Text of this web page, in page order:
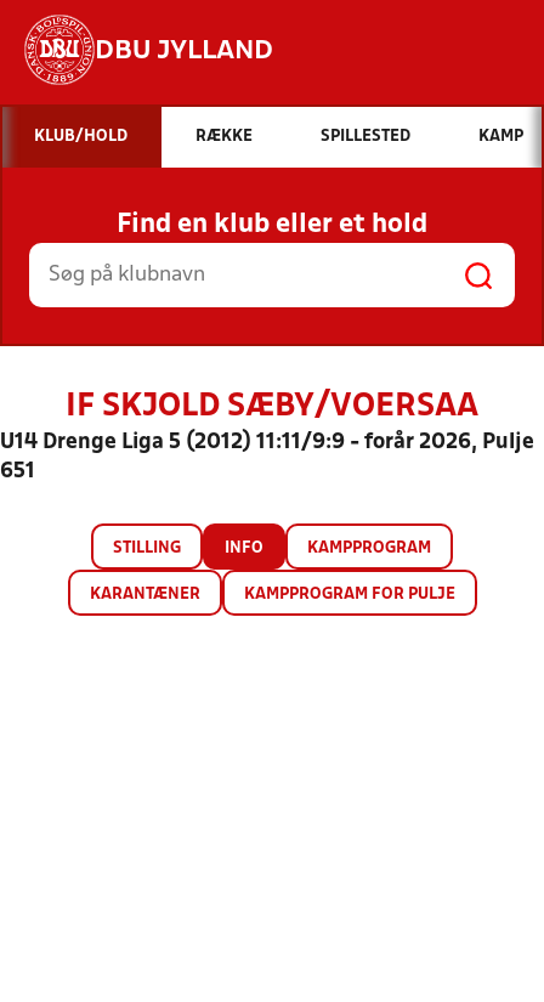
DBU JYLLAND
Hvad vil du søge efter?
INDHOLD OG NYHEDER
STILLINGER, RESULTATER, KLUBBER OG
HOLD
KLUB/HOLD RÆKKE SPILLESTED KAMP
Find en klub eller et hold
IF SKJOLD SÆBY/VOERSAA
U14 Drenge Liga 5 (2012) 11:11/9:9 - forår 2026, Pulje
651
STILLING INFO KAMPPROGRAM
KARANTÆNER KAMPPROGRAM FOR PULJE